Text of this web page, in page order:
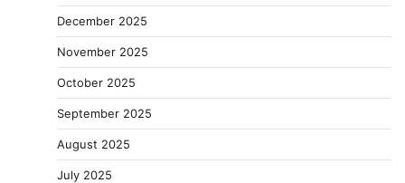
December 2025
November 2025
October 2025
September 2025
August 2025
July 2025